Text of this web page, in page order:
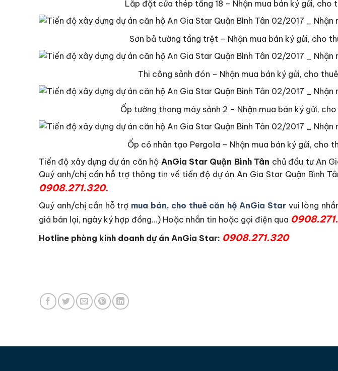
Lắp đặt cửa thép tầng 18 – Nhận mua bán ký gửi, cho
Sơn bả tường tầng trệt – Nhận mua bán ký gửi, cho
Thi công sảnh đón – Nhận mua bán ký gửi, cho
Ốp tường thang máy sảnh 2 – Nhận mua bán ký gửi,
Ốp cỏ nhân tạo Pergola – Nhận mua bán ký gửi, cho
Tiến độ xây dựng dự án căn hộ AnGia Star Quận Bình Tân chủ đầu tư An
Quý anh/chị cần hỗ trợ thông tin về tiến độ dự án An Gia Star Quận Bình
0908.271.320.
Quý anh/chị cần hỗ trợ mua bán, cho thuê căn hộ AnGia Star vui lòng
giá bán lại, ngày ký hợp đồng…) Hoặc nhắn tin hoặc gọi điện qua
Hotline phòng kinh doanh dự án AnGia Star: 0908.271.320